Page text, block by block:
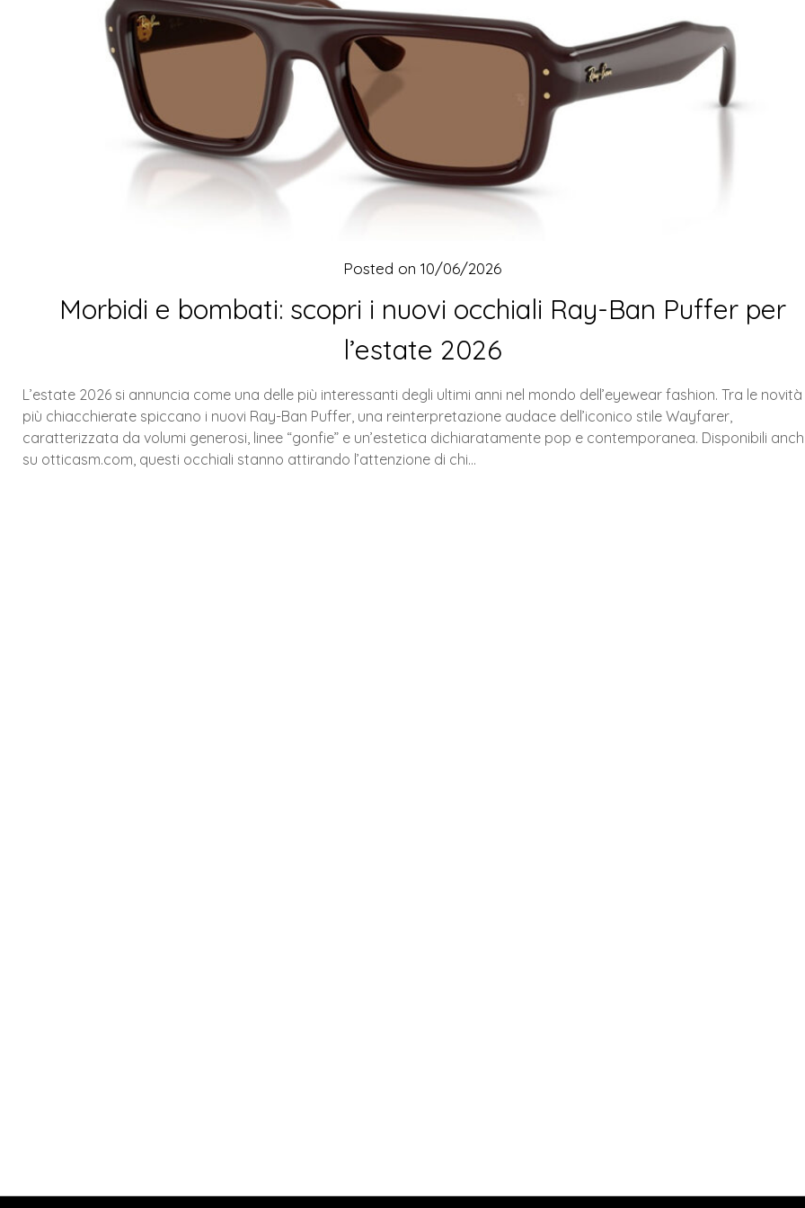
Morbidi e bombati: scopri i nuovi occhiali Ray-Ban Puffer per
l’estate 2026
Posted on10/06/2026
L’estate 2026 si annuncia come una delle più interessanti degli ultimi anni nel mondo dell’eyewear fashion. Tra le novità
più chiacchierate spiccano i nuovi Ray-Ban Puffer, una reinterpretazione audace dell’iconico stile Wayfarer,
caratterizzata da volumi generosi, linee “gonfie” e un’estetica dichiaratamente pop e contemporanea. Disponibili
su otticasm.com, questi occhiali stanno attirando l’attenzione di chi…